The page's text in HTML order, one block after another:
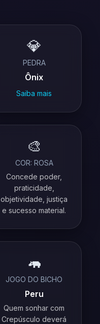
💎
PEDRA
Ônix
Saiba mais
🎨
COR: ROSA
Concede poder,
praticidade,
objetividade, justiça
e sucesso material.
🦛
JOGO DO BICHO
Peru
Quem sonhar com
Crepúsculo deverá